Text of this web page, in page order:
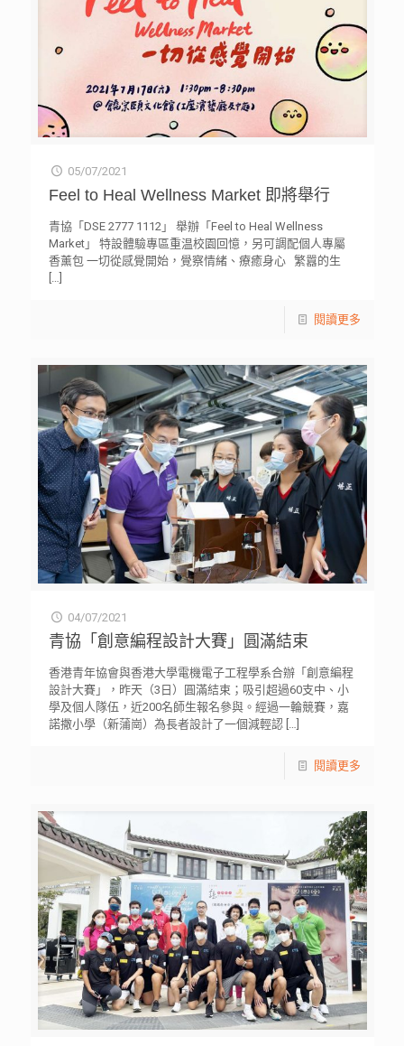
05/07/2021
Feel to Heal Wellness Market 即將舉行
青協「DSE 2777 1112」 舉辦「Feel to Heal Wellness
Market」 特設體驗專區重温校園回憶，另可調配個人專屬
香薰包 一切從感覺開始，覺察情緒、療癒身心 繁囂的生
[…]
閱讀更多
04/07/2021
青協「創意編程設計大賽」圓滿結束
香港青年協會與香港大學電機電子工程學系合辦「創意編程
設計大賽」，昨天（3日）圓滿結束；吸引超過60支中、小
學及個人隊伍，近200名師生報名參與。經過一輪競賽，嘉
諾撒小學（新蒲崗）為長者設計了一個減輕認[…]
閱讀更多